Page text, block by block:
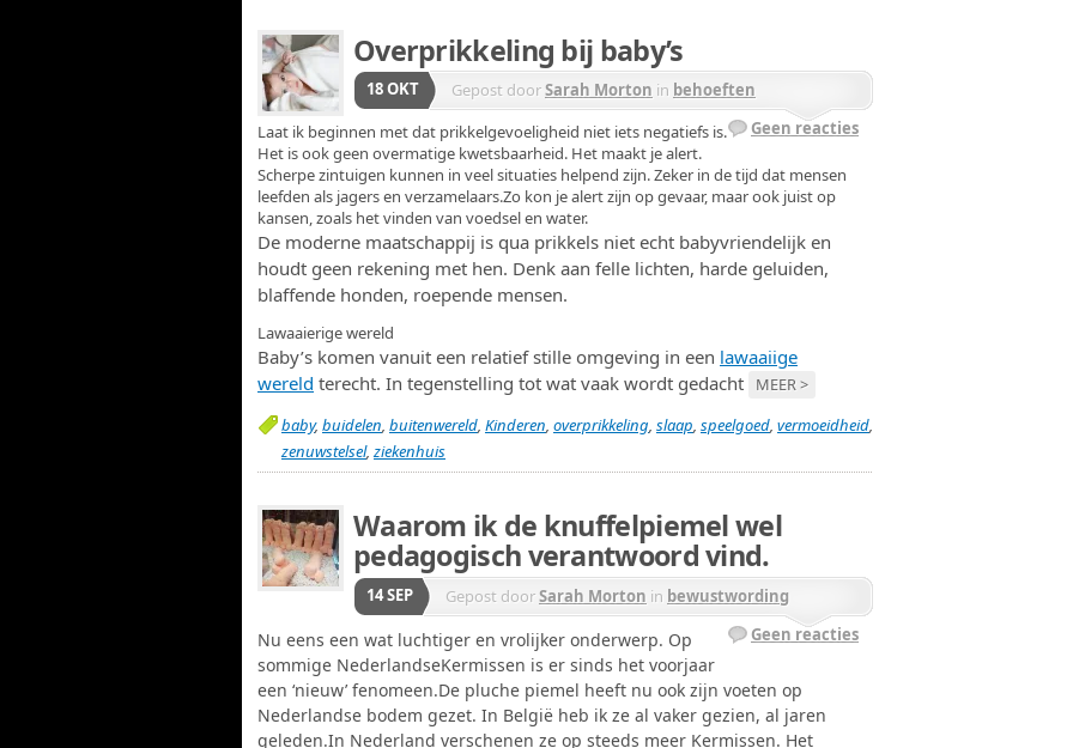
Overprikkeling bij baby’s
18 OKT Gepost doorSarah Morton in behoeften
Geen reacties
Laat ik beginnen met dat prikkelgevoeligheid niet iets negatiefs is.
Het is ook geen overmatige kwetsbaarheid. Het maakt je alert.
Scherpe zintuigen kunnen in veel situaties helpend zijn. Zeker in de tijd dat mensen
leefden als jagers en verzamelaars.Zo kon je alert zijn op gevaar, maar ook juist op
kansen, zoals het vinden van voedsel en water.
De moderne maatschappij is qua prikkels niet echt babyvriendelijk en
houdt geen rekening met hen. Denk aan felle lichten, harde geluiden,
blaffende honden, roepende mensen.
Lawaaierige wereld
Baby’s komen vanuit een relatief stille omgeving in een lawaaiige
wereld terecht. In tegenstelling tot wat vaak wordt gedacht
MEER >
baby, buidelen, buitenwereld, Kinderen, overprikkeling, slaap, speelgoed, vermoeidheid,
zenuwstelsel, ziekenhuis
Waarom ik de knuffelpiemel wel
pedagogisch verantwoord vind.
14 SEP Gepost doorSarah Morton in bewustwording
Geen reacties
Nu eens een wat luchtiger en vrolijker onderwerp. Op
sommige NederlandseKermissen is er sinds het voorjaar
een ‘nieuw’ fenomeen.De pluche piemel heeft nu ook zijn voeten op
Nederlandse bodem gezet. In België heb ik ze al vaker gezien, al jaren
geleden.In Nederland verschenen ze op steeds meer Kermissen. Het